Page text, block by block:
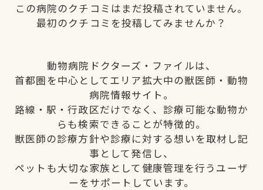
この病院のクチコミはまだ投稿されていません。
最初のクチコミを投稿してみませんか？
動物病院ドクターズ・ファイルは、
首都圏を中心としてエリア拡大中の獣医師・動物
病院情報サイト。
路線・駅・行政区だけでなく、診療可能な動物か
らも検索できることが特徴的。
獣医師の診療方針や診療に対する想いを取材し記
事として発信し、
ペットも大切な家族として健康管理を行うユーザ
ーをサポートしています。